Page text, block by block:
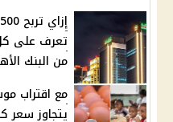
تعرف على كل
من البنك
مع اقتراب